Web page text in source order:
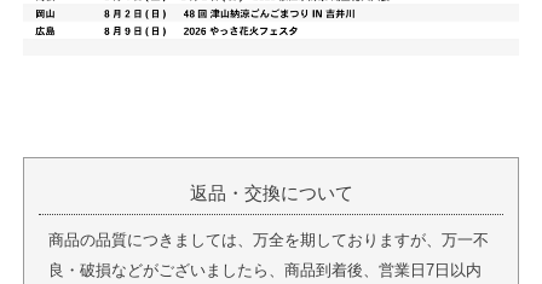
返品・交換について
商品の品質につきましては、万全を期しておりますが、万一不
良・破損などがございましたら、商品到着後、営業日7日以内